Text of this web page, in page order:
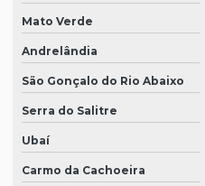
Mato Verde
Andrelândia
São Gonçalo do Rio Abaixo
Serra do Salitre
Ubaí
Carmo da Cachoeira